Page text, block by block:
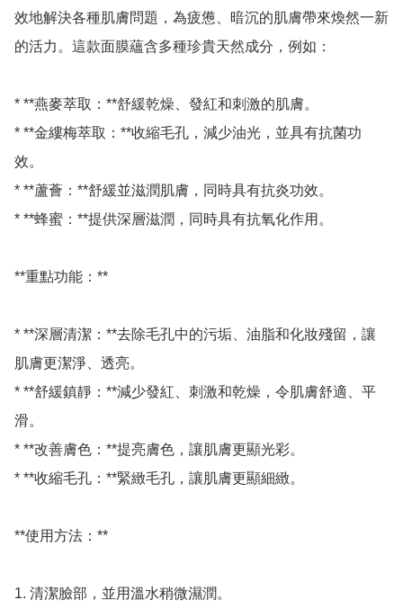
效地解決各種肌膚問題，為疲憊、暗沉的肌膚帶來煥然一新
的活力。這款面膜蘊含多種珍貴天然成分，例如：
* **燕麥萃取：**舒緩乾燥、發紅和刺激的肌膚。
* **金縷梅萃取：**收縮毛孔，減少油光，並具有抗菌功
效。
* **蘆薈：**舒緩並滋潤肌膚，同時具有抗炎功效。
* **蜂蜜：**提供深層滋潤，同時具有抗氧化作用。
**重點功能：**
* **深層清潔：**去除毛孔中的污垢、油脂和化妝殘留，讓
肌膚更潔淨、透亮。
* **舒緩鎮靜：**減少發紅、刺激和乾燥，令肌膚舒適、平
滑。
* **改善膚色：**提亮膚色，讓肌膚更顯光彩。
* **收縮毛孔：**緊緻毛孔，讓肌膚更顯細緻。
**使用方法：**
1. 清潔臉部，並用溫水稍微濕潤。